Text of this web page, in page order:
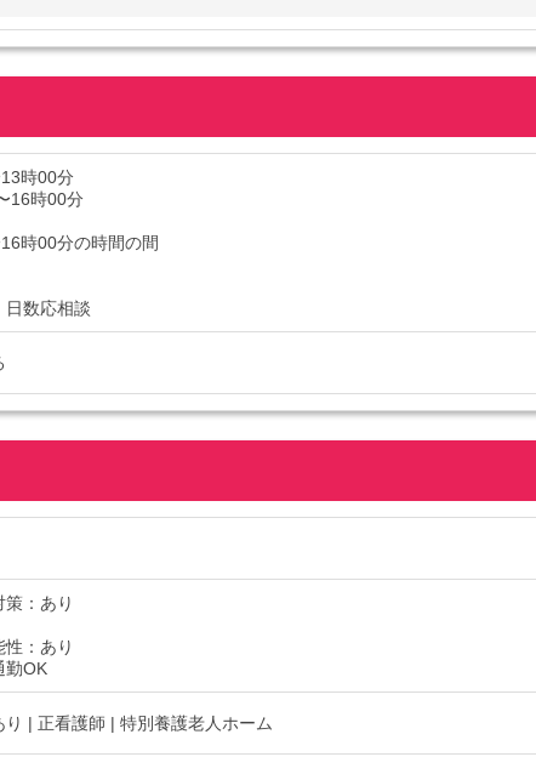
13時00分
16時00分
時00分の時間の間
数応相談
策：あり
性：あり
勤OK
り | 正看護師 | 特別養護老人ホーム